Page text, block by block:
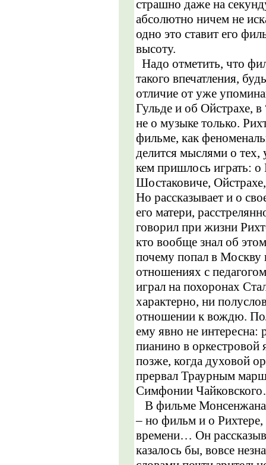
страшно даже на
абсолютно ничем не
одно это ставит его
высоту.
Надо отметить, что
такого впечатления,
отличие от уже
Гульде и об Ойстрахе,
не о музыке только.
фильме, как
делится мыслями о тех,
кем пришлось играть:
Шостаковиче,
Но рассказывает и о
его матери,
говорил при жизни
кто вообще знал об
почему попал в Москву
отношениях с
играл на похоронах
характерно, ни
отношении к вождю.
ему явно не интересна:
пианино в
позже, когда духовой
прервал Траурным
Симфонии
В фильме Монсенжана
– но фильм и о Рихтере,
времени… Он
казалось бы, вовсе